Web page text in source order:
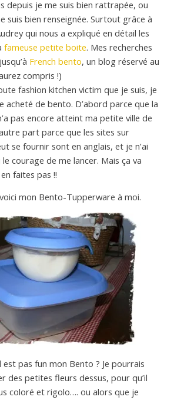
depuis je me suis bien rattrapée, ou
suis bien renseignée. Surtout grâce à
qui nous a expliqué en détail les
fameuse petite boite. Mes recherches
French bento, un blog réservé au
compris !)
fashion kitchen victim que je suis, je
acheté de bento. D’abord parce que la
pas encore atteint ma petite ville de
part parce que les sites sur
se fournir sont en anglais, et je n’ai
courage de me lancer. Mais ça va
faites pas !!
mon Bento-Tupperware à moi.
est pas fun mon Bento ? Je pourrais
des petites fleurs dessus, pour qu’il
coloré et rigolo…. ou alors que je